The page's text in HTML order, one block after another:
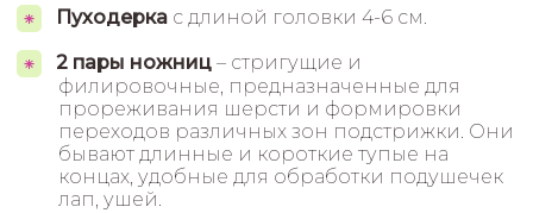
Пуходеркас длиной головки 4-6 см.
2 пары ножниц– стригущие и
филировочные, предназначенные для
прореживания шерсти и формировки
переходов различных зон подстрижки. Они
бывают длинные и короткие тупые на
концах, удобные для обработки подушечек
лап, ушей.